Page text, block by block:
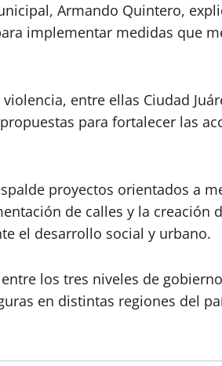
Armando Quintero,
implementar medidas que
entre ellas Ciudad
para fortalecer las
proyectos orientados a
de calles y la creación
el desarrollo social y urbano.
los tres niveles de
en distintas regiones del